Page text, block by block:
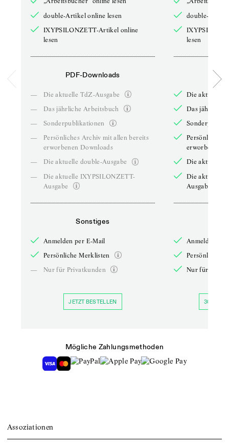
double-Artikel online lesen
IXYPSILONZETT-Artikel online
lesen
PDF-Downloads
—
Die aktuelle TdZ-Ausgabe
—
Das jährliche Arbeitsbuch
—
Sonderpublikationen
—
Persönliches Archiv mit allen bereits
erworbenen Downloads
—
Die aktuelle double-Ausgabe
—
Die aktuelle IXYPSILONZETT-
Ausgabe
Sonstiges
Anmelden per E-Mail
Persönliche Merklisten
—
Nur für Privatkunden
JETZT BESTELLEN
double-
lesen
Die aktuelle
Das jährliche
Persönliches
erworbenen
Die aktuelle
Die aktuelle
Ausgabe
Anmelden
Persönliche
Nur für
30 TAGE
Mögliche Zahlungsmethoden
Assoziationen